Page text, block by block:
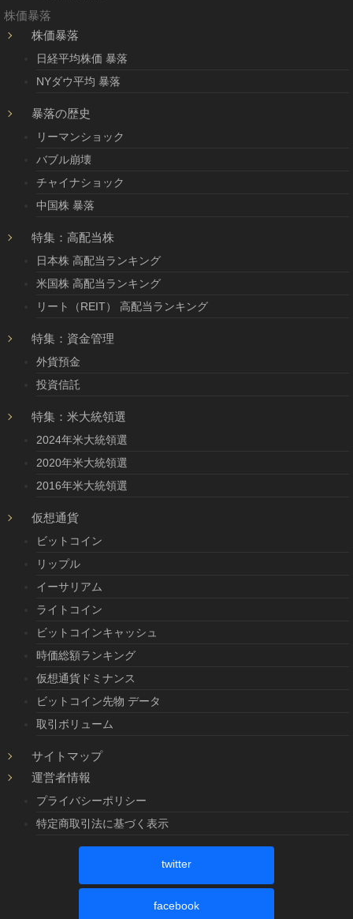
株価暴落
株価暴落
日経平均株価 暴落
NYダウ平均 暴落
暴落の歴史
リーマンショック
バブル崩壊
チャイナショック
中国株 暴落
特集：高配当株
日本株 高配当ランキング
米国株 高配当ランキング
リート（REIT） 高配当ランキング
特集：資金管理
外貨預金
投資信託
特集：米大統領選
2024年米大統領選
2020年米大統領選
2016年米大統領選
仮想通貨
ビットコイン
リップル
イーサリアム
ライトコイン
ビットコインキャッシュ
時価総額ランキング
仮想通貨ドミナンス
ビットコイン先物 データ
取引ボリューム
サイトマップ
運営者情報
プライバシーポリシー
特定商取引法に基づく表示
twitter
facebook